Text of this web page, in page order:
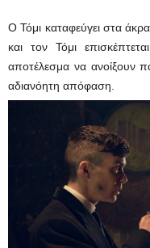
Ο Τόμι καταφεύγει στα
και τον Τόμι
αποτέλεσμα να ανοίξουν
αδιανόητη απόφαση.